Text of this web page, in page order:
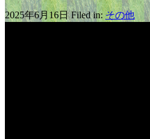
2025年6月16日 Filed in:その他